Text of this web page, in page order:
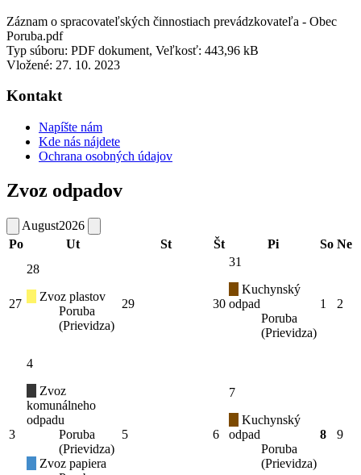
Záznam o spracovateľských činnostiach prevádzkovateľa - Obec
Poruba.pdf
Typ súboru: PDF dokument, Veľkosť: 443,96 kB
Vložené: 27. 10. 2023
Kontakt
Napíšte nám
Kde nás nájdete
Ochrana osobných údajov
Zvoz odpadov
August2026
Po
Ut St Št Pi So Ne
27
28
Zvoz plastov
Poruba
(Prievidza)
29 30
31
Kuchynský
odpad
Poruba
(Prievidza)
1 2
3
4
Zvoz
komunálneho
odpadu
Poruba
(Prievidza)
Zvoz papiera
5 6
7
Kuchynský
odpad
Poruba
(Prievidza)
8 9